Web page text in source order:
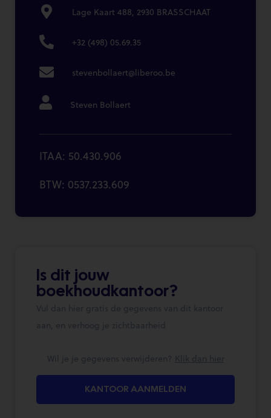
Lage Kaart 488, 2930 BRASSCHAAT
+32 (498) 05.69.35
stevenbollaert@liberoo.be
Steven Bollaert
ITAA: 50.430.906
BTW: 0537.233.609
Is dit jouw
boekhoudkantoor?
Vul dan hier gratis de gegevens van dit kantoor
aan, en verhoog je zichtbaarheid
Wil je je gegevens verwijderen? Klik dan hier
KANTOOR AANMELDEN